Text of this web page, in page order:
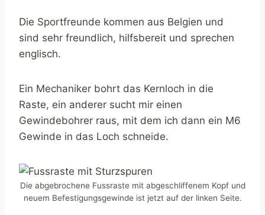
Die Sportfreunde kommen aus Belgien und
sind sehr freundlich, hilfsbereit und sprechen
englisch.
Ein Mechaniker bohrt das Kernloch in die
Raste, ein anderer sucht mir einen
Gewindebohrer raus, mit dem ich dann ein M6
Gewinde in das Loch schneide.
Die abgebrochene Fussraste mit abgeschliffenem Kopf und
neuem Befestigungsgewinde ist jetzt auf der linken Seite.